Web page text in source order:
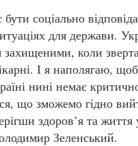
бути соціально
для держави.
захищеними, коли
І я наполягаю,
нині немає
що зможемо гідно
здоров’я та життя
Зеленський.